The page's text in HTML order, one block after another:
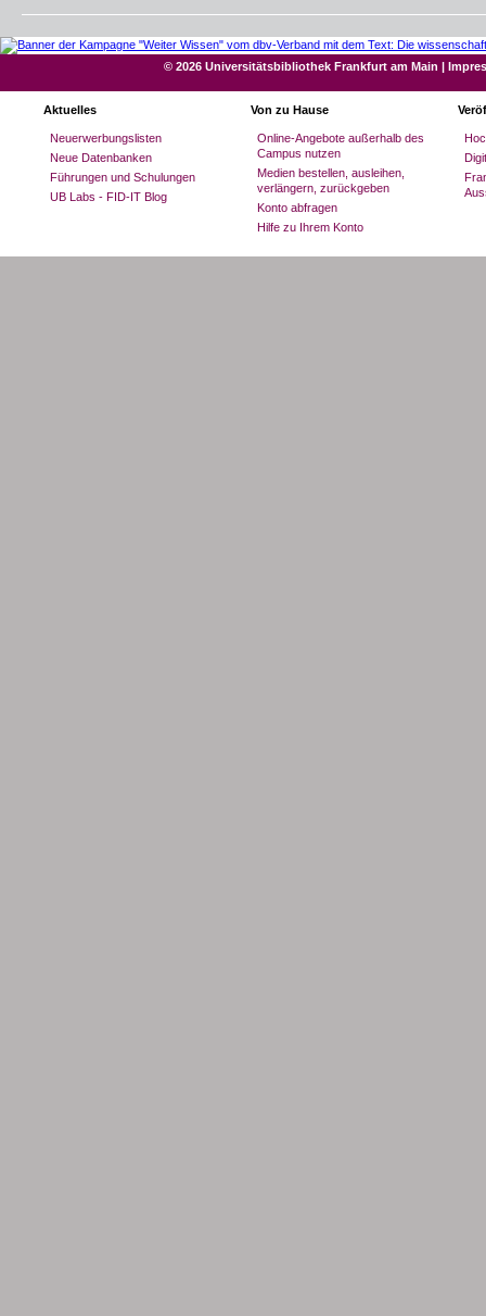
© 2026 Universitätsbibliothek Frankfurt am Main |
Aktuelles
Neuerwerbungslisten
Neue Datenbanken
Führungen und Schulungen
UB Labs - FID-IT Blog
Von zu Hause
Online-Angebote außerhalb des
Campus nutzen
Medien bestellen, ausleihen,
verlängern, zurückgeben
Konto abfragen
Hilfe zu Ihrem Konto